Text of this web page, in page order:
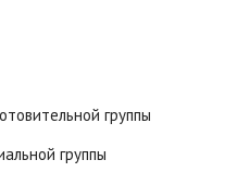
группы
группы